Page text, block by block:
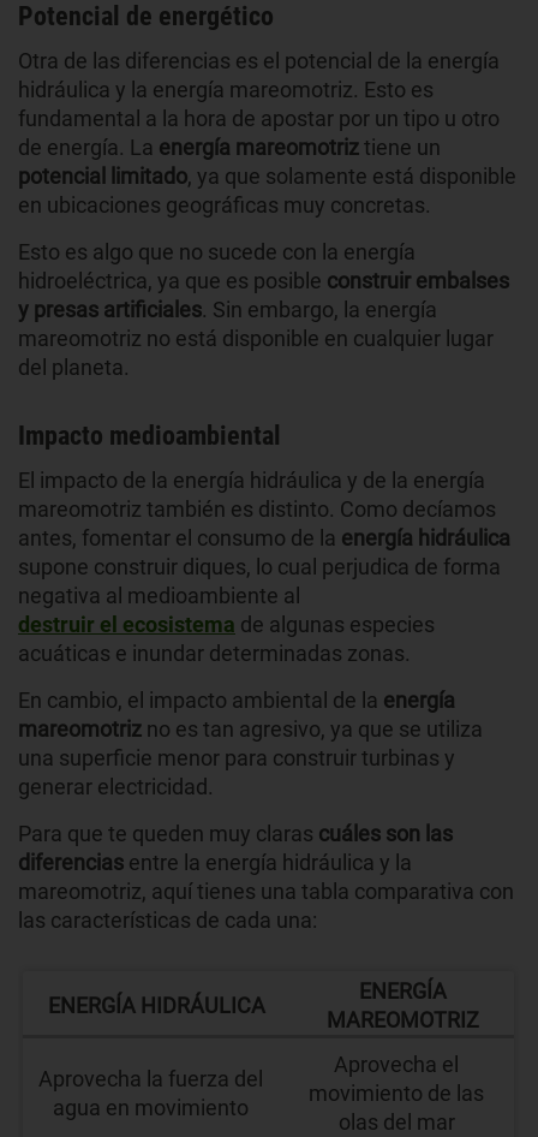
Potencial de energético
Otra de las diferencias es el potencial de la energía
hidráulica y la energía mareomotriz. Esto es
fundamental a la hora de apostar por un tipo u otro
de energía. La energía mareomotriztiene un
potencial limitado, ya que solamente está disponible
en ubicaciones geográficas muy concretas.
Esto es algo que no sucede con la energía
hidroeléctrica, ya que es posible construir embalses
y presas artificiales. Sin embargo, la energía
mareomotriz no está disponible en cualquier lugar
del planeta.
Impacto medioambiental
El impacto de la energía hidráulica y de la energía
mareomotriz también es distinto. Como decíamos
antes, fomentar el consumo de la energía hidráulica
supone construir diques, lo cual perjudica de forma
negativa al medioambiente al
destruir el ecosistema de algunas especies
acuáticas e inundar determinadas zonas.
En cambio, el impacto ambiental de la energía
mareomotriz no es tan agresivo, ya que se utiliza
una superficie menor para construir turbinas y
generar electricidad.
Para que te queden muy claras cuáles son las
diferencias entre la energía hidráulica y la
mareomotriz, aquí tienes una tabla comparativa con
las características de cada una:
ENERGÍA HIDRÁULICA
ENERGÍA
MAREOMOTRIZ
Aprovecha la fuerza del
agua en movimiento
Aprovecha el
movimiento de las
olas del mar